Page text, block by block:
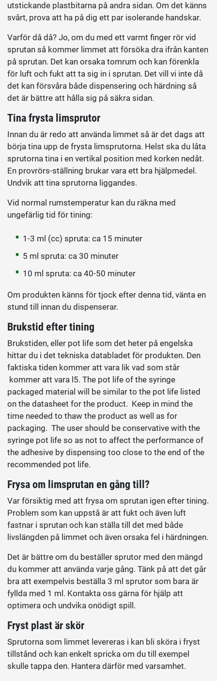
utstickande plastbitarna på andra sidan. Om det känns
svårt, prova att ha på dig ett par isolerande handskar.
Varför då då? Jo, om du med ett varmt finger rör vid
sprutan så kommer limmet att försöka dra ifrån kanten
på sprutan. Det kan orsaka tomrum och kan förenkla
för luft och fukt att ta sig in i sprutan. Det vill vi inte då
det kan försvåra både dispensering och härdning så
det är bättre att hålla sig på säkra sidan.
Tina frysta limsprutor
Innan du är redo att använda limmet så är det dags att
börja tina upp de frysta limsprutorna. Helst ska du låta
sprutorna tina i en vertikal position med korken nedåt.
En provrörs-ställning brukar vara ett bra hjälpmedel.
Undvik att tina sprutorna liggandes.
Vid normal rumstemperatur kan du räkna med
ungefärlig tid för tining:
1-3 ml (cc) spruta: ca 15 minuter
5 ml spruta: ca 30 minuter
10 ml spruta: ca 40-50 minuter
Om produkten känns för tjock efter denna tid, vänta en
stund till innan du dispenserar.
Brukstid efter tining
Brukstiden, eller pot life som det heter på engelska
hittar du i det tekniska databladet för produkten. Den
faktiska tiden kommer att vara lik vad som står
kommer att vara l5. The pot life of the syringe
packaged material will be similar to the pot life listed
on the datasheet for the product. Keep in mind the
time needed to thaw the product as well as for
packaging. The user should be conservative with the
syringe pot life so as not to affect the performance of
the adhesive by dispensing too close to the end of the
recommended pot life.
Frysa om limsprutan en gång till?
Var försiktig med att frysa om sprutan igen efter tining.
Problem som kan uppstå är att fukt och även luft
fastnar i sprutan och kan ställa till det med både
livslängden på limmet och även orsaka fel i härdningen.
Det är bättre om du beställer sprutor med den mängd
du kommer att använda varje gång. Tänk på att det går
bra att exempelvis beställa 3 ml sprutor som bara är
fyllda med 1 ml. Kontakta oss gärna för hjälp att
optimera och undvika onödigt spill.
Fryst plast är skör
Sprutorna som limmet levereras i kan bli sköra i fryst
tillstånd och kan enkelt spricka om du till exempel
skulle tappa den. Hantera därför med varsamhet.